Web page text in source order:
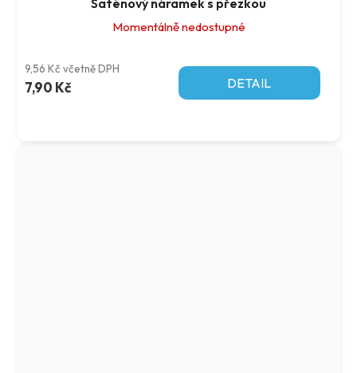
Saténový náramek s přezkou
Momentálně nedostupné
9,56 Kč včetně DPH
7,90 Kč DETAIL